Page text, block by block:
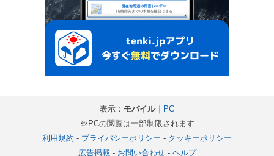
表示： モバイル｜ PC
※PCの閲覧は一部制限されます
利用規約 - プライバシーポリシー - クッキーポリシー
広告掲載- お問い合わせ- ヘルプ